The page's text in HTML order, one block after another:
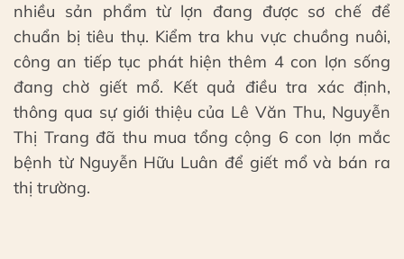
nhiều sản phẩm từ lợn đang được sơ chế để
chuẩn bị tiêu thụ. Kiểm tra khu vực chuồng nuôi,
công an tiếp tục phát hiện thêm 4 con lợn sống
đang chờ giết mổ. Kết quả điều tra xác định,
thông qua sự giới thiệu của Lê Văn Thu, Nguyễn
Thị Trang đã thu mua tổng cộng 6 con lợn mắc
bệnh từ Nguyễn Hữu Luân để giết mổ và bán ra
thị trường.